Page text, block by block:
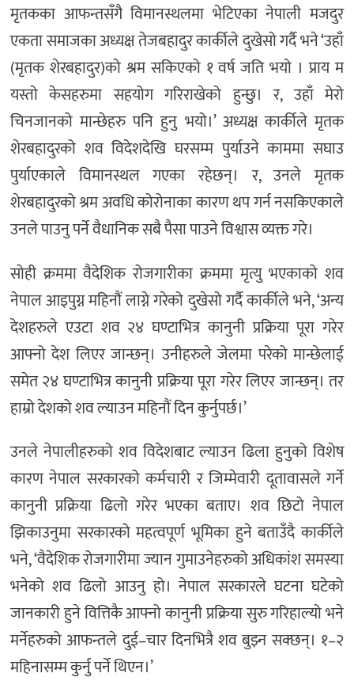
मृतकका आफन्तसँगै विमानस्थलमा भेटिएका नेपाली मजदुर
एकता समाजका अध्यक्ष तेजबहादुर कार्कीले दुखेसो गर्दै भने ‘उहाँ
(मृतक शेरबहादुर)को श्रम सकिएको १ वर्ष जति भयो । प्राय म
यस्तो केसहरुमा सहयोग गरिराखेको हुन्छु। र, उहाँ मेरो
चिनजानको मान्छेहरु पनि हुनु भयो।’ अध्यक्ष कार्कीले मृतक
शेरबहादुरको शव विदेशदेखि घरसम्म पुर्याउने काममा सघाउ
पुर्याएकाले विमानस्थल गएका रहेछन्। र, उनले मृतक
शेरबहादुरको श्रम अवधि कोरोनाका कारण थप गर्न नसकिएकाले
उनले पाउनु पर्ने वैधानिक सबै पैसा पाउने विश्वास व्यक्त गरे।
सोही क्रममा वैदेशिक रोजगारीका क्रममा मृत्यु भएकाको शव
नेपाल आइपुग्न महिनौं लाग्ने गरेको दुखेसो गर्दै कार्कीले भने, ‘अन्य
देशहरुले एउटा शव २४ घण्टाभित्र कानुनी प्रक्रिया पूरा गरेर
आफ्नो देश लिएर जान्छन्। उनीहरुले जेलमा परेको मान्छेलाई
समेत २४ घण्टाभित्र कानुनी प्रक्रिया पूरा गरेर लिएर जान्छन्। तर
हाम्रो देशको शव ल्याउन महिनौं दिन कुर्नुपर्छ।’
उनले नेपालीहरुको शव विदेशबाट ल्याउन ढिला हुनुको विशेष
कारण नेपाल सरकारको कर्मचारी र जिम्मेवारी दूतावासले गर्ने
कानुनी प्रक्रिया ढिलो गरेर भएका बताए। शव छिटो नेपाल
झिकाउनुमा सरकारको महत्वपूर्ण भूमिका हुने बताउँदै कार्कीले
भने, ‘वैदेशिक रोजगारीमा ज्यान गुमाउनेहरुको अधिकांश समस्या
भनेको शव ढिलो आउनु हो। नेपाल सरकारले घटना घटेको
जानकारी हुने वित्तिकै आफ्नो कानुनी प्रक्रिया सुरु गरिहाल्यो भने
मर्नेहरुको आफन्तले दुई–चार दिनभित्रै शव बुझ्न सक्छन्। १–२
महिनासम्म कुर्नु पर्ने थिएन।’